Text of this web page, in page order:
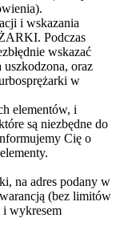
i wskazania
Podczas
wskazać
uszkodzona, oraz
w
elementów, i
są niezbędne do
Cię o
na adres podany w
(bez limitów
wykresem